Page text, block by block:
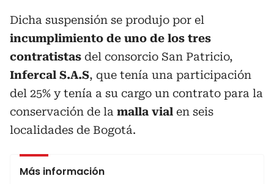
Dicha suspensión se produjo por el
incumplimiento de uno de los tres
contratistas del consorcio San Patricio,
Infercal S.A.S, que tenía una participación
del 25% y tenía a su cargo un contrato para la
conservación de la malla vial en seis
localidades de Bogotá.
Más información